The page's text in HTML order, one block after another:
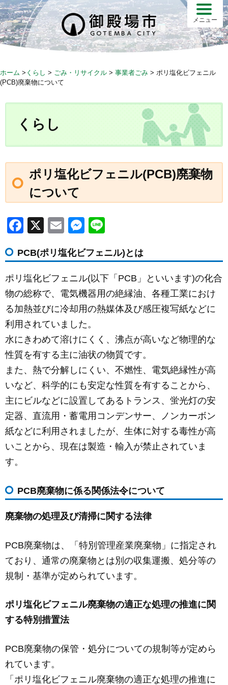
S
k
i
p
c
メニュー
ホーム > くらし > ごみ・リサイクル > 事業者ごみ > ポリ塩化ビフェニル
(PCB)廃棄物について
くらし
ポリ塩化ビフェニル(PCB)廃棄物
について
F
c
e
b
o
o
k
X
E
ail
M
ss
e
n
g
er
e
PCB(ポリ塩化ビフェニル)とは
ポリ塩化ビフェニル(以下「PCB」といいます)の化合
物の総称で、電気機器用の絶縁油、各種工業におけ
る加熱並びに冷却用の熱媒体及び感圧複写紙などに
利用されていました。
水にきわめて溶けにくく、沸点が高いなど物理的な
性質を有する主に油状の物質です。
また、熱で分解しにくい、不燃性、電気絶縁性が高
いなど、科学的にも安定な性質を有することから、
主にビルなどに設置してあるトランス、蛍光灯の安
定器、直流用・蓄電用コンデンサー、ノンカーボン
紙などに利用されましたが、生体に対する毒性が高
いことから、現在は製造・輸入が禁止されていま
す。
PCB廃棄物に係る関係法令について
廃棄物の処理及び清掃に関する法律
PCB廃棄物は、「特別管理産業廃棄物」に指定され
ており、通常の廃棄物とは別の収集運搬、処分等の
規制・基準が定められています。
ポリ塩化ビフェニル廃棄物の適正な処理の推進に関
する特別措置法
PCB廃棄物の保管・処分についての規制等が定めら
れています。
「ポリ塩化ビフェニル廃棄物の適正な処理の推進に